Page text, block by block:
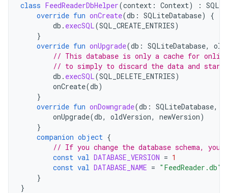
class FeedReaderDbHelper(context : Context) :
override fun onCreate(db : SQLiteDatabase)
{
db . execSQL(SQL_CREATE_ENTRIES)
}
override fun onUpgrade(db : SQLiteDatabase,
// This database is only a cache for
// to simply to discard the data and start
db . execSQL(SQL_DELETE_ENTRIES)
onCreate(db)
}
override fun onDowngrade(db : SQLiteDatabase,
onUpgrade(db, oldVersion, newVersion)
}
companion object {
// If you change the database schema, you
const val DATABASE_VERSION = 1
const val DATABASE_NAME = "FeedReader.db"
}
}